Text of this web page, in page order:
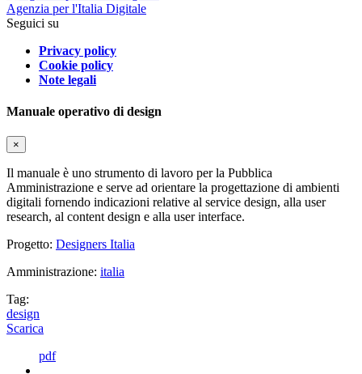
Agenzia per l'Italia Digitale
Seguici su
Privacy policy
Cookie policy
Note legali
Manuale operativo di design
×
Il manuale è uno strumento di lavoro per la Pubblica
Amministrazione e serve ad orientare la progettazione di ambienti
digitali fornendo indicazioni relative al service design, alla user
research, al content design e alla user interface.
Progetto: Designers Italia
Amministrazione: italia
Tag:
design
Scarica
pdf